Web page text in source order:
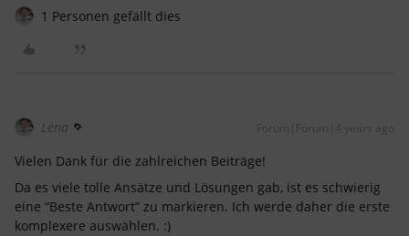
1 Personen gefällt dies
Lena Forum|Forum|4 years ago
Vielen Dank für die zahlreichen Beiträge!
Da es viele tolle Ansätze und Lösungen gab, ist es schwierig
eine “Beste Antwort” zu markieren. Ich werde daher die erste
komplexere auswählen. :)